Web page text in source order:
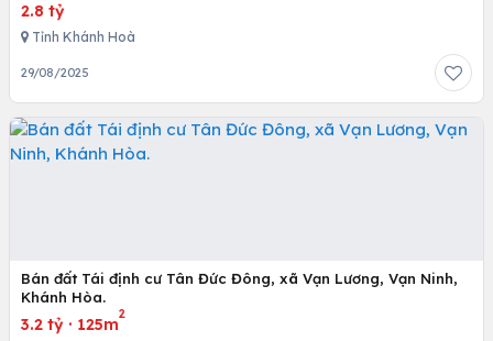
2.8 tỷ
Tỉnh Khánh Hoà
29/08/2025
Bán đất Tái định cư Tân Đức Đông, xã Vạn Lương, Vạn Ninh,
Khánh Hòa.
3.2 tỷ · 125m
2